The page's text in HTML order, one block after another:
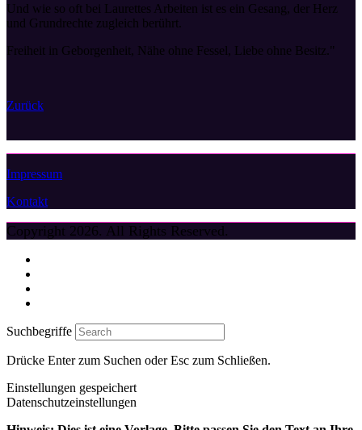
Und wie so oft bei Laurettes Arbeiten ist es ein Gesang, der Herz
und Grundrechte zugleich berührt.
Freiheit in Geborgenheit, Nähe ohne Fessel, Liebe ohne Besitz."
Zurück
Impressum
Kontakt
Copyright 2026. All Rights Reserved.
Suchbegriffe
Drücke Enter zum Suchen oder Esc zum Schließen.
Einstellungen gespeichert
Datenschutzeinstellungen